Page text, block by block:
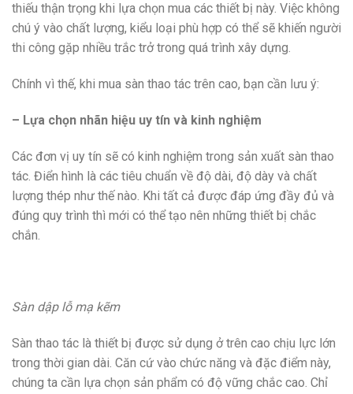
thiếu thận trọng khi lựa chọn mua các thiết bị này. Việc không
chú ý vào chất lượng, kiểu loại phù hợp có thể sẽ khiến người
thi công gặp nhiều trắc trở trong quá trình xây dựng.
Chính vì thế, khi mua sàn thao tác trên cao, bạn cần lưu ý:
– Lựa chọn nhãn hiệu uy tín và kinh nghiệm
Các đơn vị uy tín sẽ có kinh nghiệm trong sản xuất sàn thao
tác. Điển hình là các tiêu chuẩn về độ dài, độ dày và chất
lượng thép như thế nào. Khi tất cả được đáp ứng đầy đủ và
đúng quy trình thì mới có thể tạo nên những thiết bị chắc
chắn.
Sàn dập lỗ mạ kẽm
Sàn thao tác là thiết bị được sử dụng ở trên cao chịu lực lớn
trong thời gian dài. Căn cứ vào chức năng và đặc điểm này,
chúng ta cần lựa chọn sản phẩm có độ vững chắc cao. Chỉ